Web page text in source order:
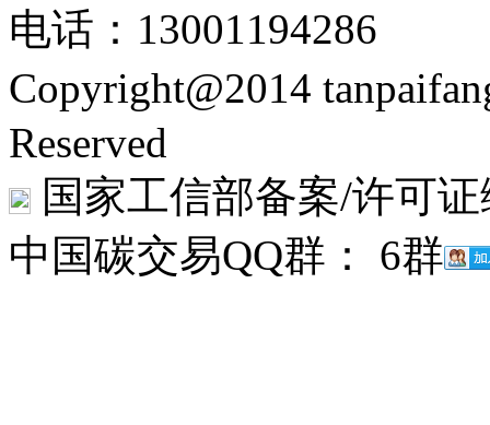
电话：13001194286
Copyright@2014
Reserved
国家工信部备案/许可
中国碳交易QQ群： 6群